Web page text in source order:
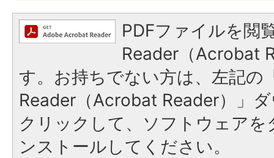
PDFファイルを閲
Reader（Acrobat
す。お持ちでない方は、左記の
Reader（Acrobat Reader）」
クリックして、ソフトウェア
ンストールしてください。